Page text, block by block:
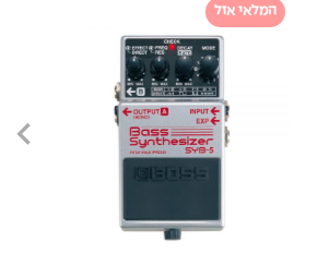
המלאי אזל